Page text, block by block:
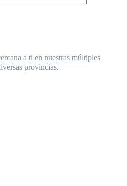
a ti en nuestras múltiples
provincias.